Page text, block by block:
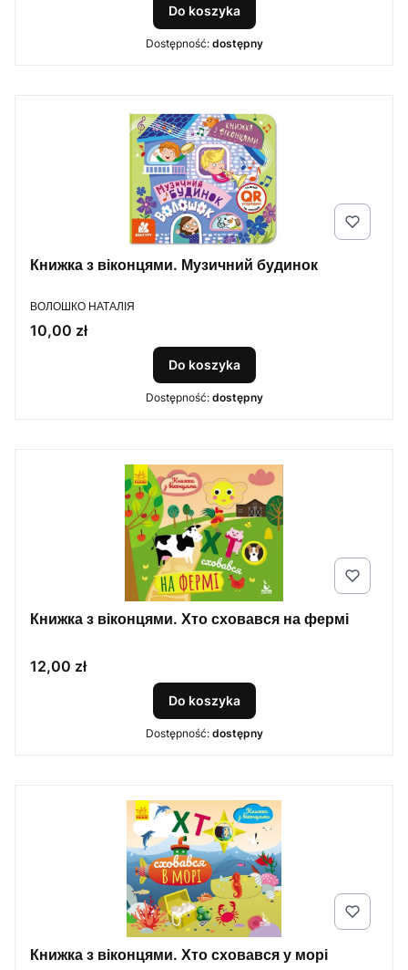
Do koszyka
Dostępność: dostępny
Книжка з віконцями. Музичний будинок
PRODUCENT
ВОЛОШКО НАТАЛІЯ
Cena
10,00 zł
Do koszyka
Dostępność: dostępny
Книжка з віконцями. Хто сховався на фермі
Cena
12,00 zł
Do koszyka
Dostępność: dostępny
Книжка з віконцями. Хто сховався у морі